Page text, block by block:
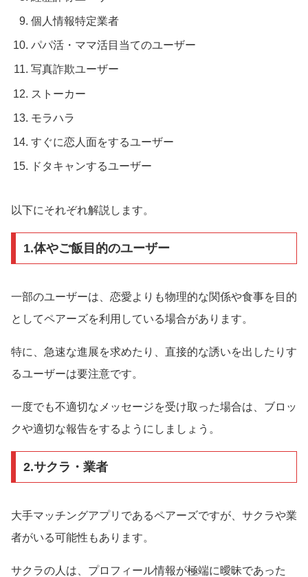
個人情報特定業者
パパ活・ママ活目当てのユーザー
写真詐欺ユーザー
ストーカー
モラハラ
すぐに恋人面をするユーザー
ドタキャンするユーザー
以下にそれぞれ解説します。
1.体やご飯目的のユーザー
一部のユーザーは、恋愛よりも物理的な関係や食事を目的
としてペアーズを利用している場合があります。
特に、急速な進展を求めたり、直接的な誘いを出したりす
るユーザーは要注意です。
一度でも不適切なメッセージを受け取った場合は、ブロッ
クや適切な報告をするようにしましょう。
2.サクラ・業者
大手マッチングアプリであるペアーズですが、サクラや業
者がいる可能性もあります。
サクラの人は、プロフィール情報が極端に曖昧であった